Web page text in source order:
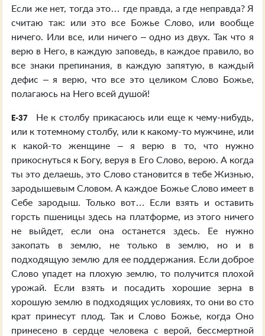
Если же нет, тогда это… где правда, а где неправда? Я
считаю так: или это все Божье Слово, или вообще
ничего. Или все, или ничего – одно из двух. Так что я
верю в Него, в каждую заповедь, в каждое правило, во
все знаки препинания, в каждую запятую, в каждый
дефис – я верю, что все это целиком Слово Божье,
полагаюсь на Него всей душой!
E-37
Не к столбу прикасаюсь или еще к чему-нибудь,
или к тотемному столбу, или к какому-то мужчине, или
к какой-то женщине – я верю в то, что нужно
прикоснуться к Богу, веруя в Его Слово, верою. А когда
ты это делаешь, это Слово становится в тебе Жизнью,
зародышевым Словом. А каждое Божье Слово имеет в
Себе зародыш. Только вот… Если взять и оставить
горсть пшеницы здесь на платформе, из этого ничего
не выйдет, если она останется здесь. Ее нужно
закопать в землю, не только в землю, но и в
подходящую землю для ее поддержания. Если доброе
Слово упадет на плохую землю, то получится плохой
урожай. Если взять и посадить хорошие зерна в
хорошую землю в подходящих условиях, то они во сто
крат принесут плод. Так и Слово Божье, когда Оно
принесено в сердце человека с верой, бессмертной